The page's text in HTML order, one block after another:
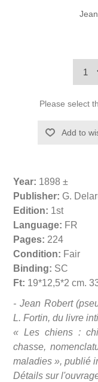
Please select
Year: 1898 ±
Publisher: G.
Edition: 1st
Language: FR
Pages: 224
Condition: Fair
Binding: SC
Ft: 19*12,5*2 cm.
- Jean Robert
L. Fortin, du livre
« Les chiens :
chasse,
maladies », publié
Détails sur